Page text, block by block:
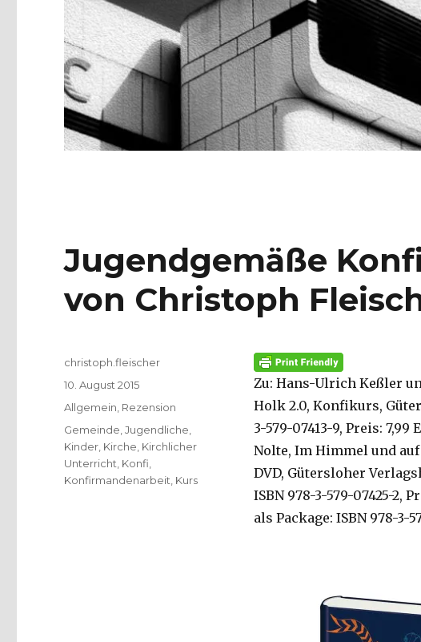
Jugendgemäße
von Christoph
Zu: Hans-Ulrich Keßler
Holk 2.0, Konfikurs,
3-579-07413-9, Preis:
Nolte, Im Himmel und
DVD, Gütersloher
ISBN 978-3-579-07425-2,
als Package: ISBN 978-3-
Autor
christoph.fleischer
Veröffentlicht
am
10. August 2015
Kategorien
Allgemein Rezension
Schlagwörter
Gemeinde ,Jugendliche
Kinder Kirche Kirchlicher
Unterricht Konfi
Konfirmandenarbeit Kurs